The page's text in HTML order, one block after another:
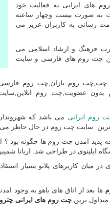
های ایرانی به فعالیت خود
به صورت بیست وچهار ساعته
رسانی به کاربران عزیز می
فرهنگ و ارشاد اسلامی می
چت روم های فارسی و سایت
چت,چت روم باران,چت روم
عضویت,چت روم
روم ایرانی می باشد که
ترین سایت چت روم در حال حاظر
پدید امدن چت روم ها چگونه بود
اربانا
ها بعد از اتاق های یاهو به وجود
ترین چت روم های ایرانی